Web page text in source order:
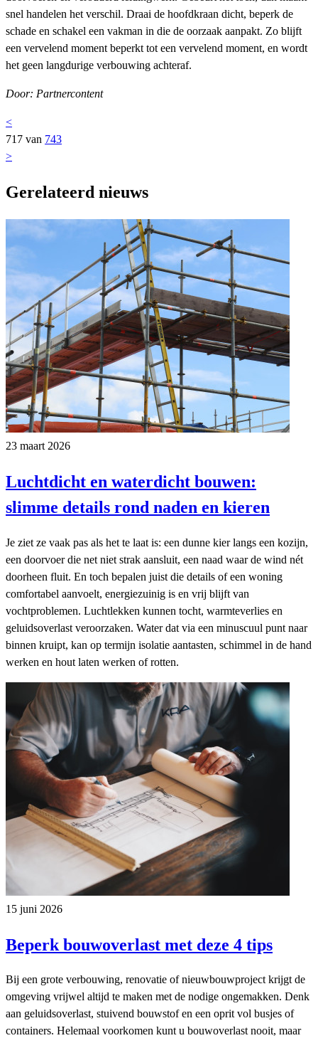
snel handelen het verschil. Draai de hoofdkraan dicht, beperk de
schade en schakel een vakman in die de oorzaak aanpakt. Zo blijft
een vervelend moment beperkt tot een vervelend moment, en wordt
het geen langdurige verbouwing achteraf.
Door: Partnercontent
<
717 van 743
>
Gerelateerd nieuws
23 maart 2026
Luchtdicht en waterdicht bouwen:
slimme details rond naden en kieren
Je ziet ze vaak pas als het te laat is: een dunne kier langs een kozijn,
een doorvoer die net niet strak aansluit, een naad waar de wind nét
doorheen fluit. En toch bepalen juist die details of een woning
comfortabel aanvoelt, energiezuinig is en vrij blijft van
vochtproblemen. Luchtlekken kunnen tocht, warmteverlies en
geluidsoverlast veroorzaken. Water dat via een minuscuul punt naar
binnen kruipt, kan op termijn isolatie aantasten, schimmel in de hand
werken en hout laten werken of rotten.
15 juni 2026
Beperk bouwoverlast met deze 4 tips
Bij een grote verbouwing, renovatie of nieuwbouwproject krijgt de
omgeving vrijwel altijd te maken met de nodige ongemakken. Denk
aan geluidsoverlast, stuivend bouwstof en een oprit vol busjes of
containers. Helemaal voorkomen kunt u bouwoverlast nooit, maar